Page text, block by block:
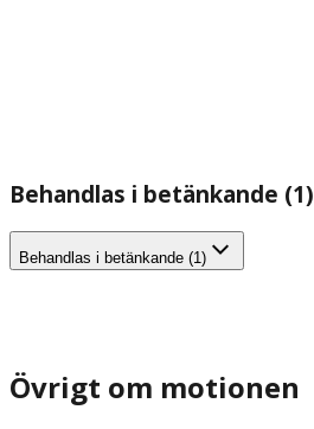
Behandlas i betänkande (1)
Behandlas i betänkande (1)
Övrigt om motionen